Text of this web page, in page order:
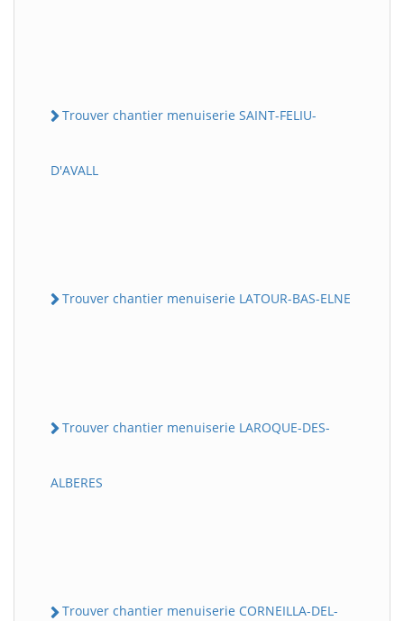
Trouver chantier menuiserie SAINT-FELIU-
D'AVALL
Trouver chantier menuiserie LATOUR-BAS-ELNE
Trouver chantier menuiserie LAROQUE-DES-
ALBERES
Trouver chantier menuiserie CORNEILLA-DEL-